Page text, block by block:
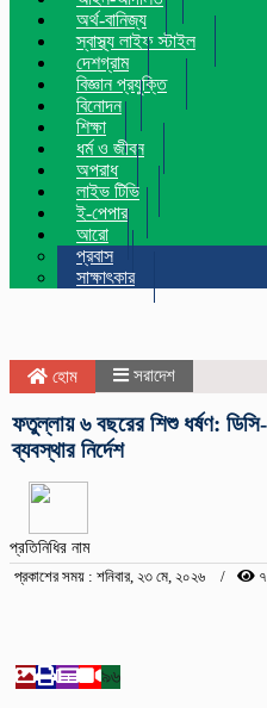
অর্থ-বানিজ্য
স্বাস্থ্য লাইফ স্টাইল
দেশগ্রাম
বিজ্ঞান প্রযুক্তি
বিনোদন
শিক্ষা
ধর্ম ও জীবন
অপরাধ
লাইভ টিভি
ই-পেপার
আরো
প্রবাস
সাক্ষাৎকার
হোম সরাদেশ
ফতুল্লায় ৬ বছরের শিশু ধর্ষণ:
ব্যবস্থার নির্দেশ
প্রতিনিধির নাম
প্রকাশের সময় : শনিবার, ২৩ মে, ২০২৬
৯৬